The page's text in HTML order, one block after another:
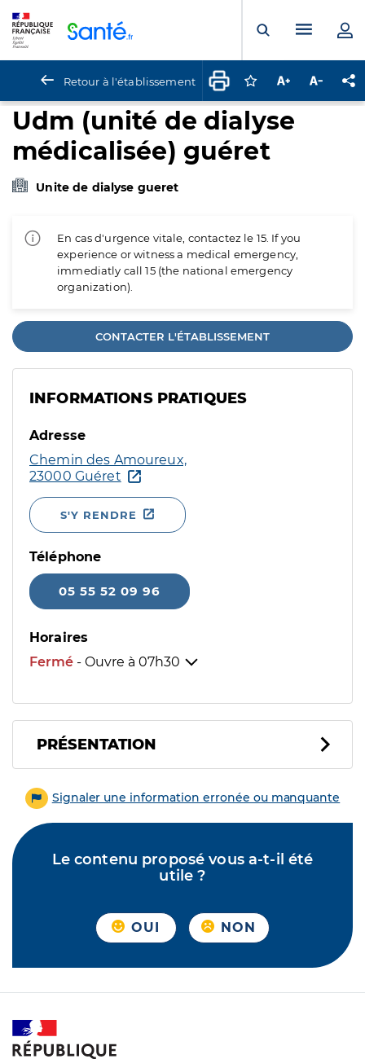
Ouvrir laMenu
Retour à l'établissement Connectez-vous
Augmenter la
Udm (unité de dialyse
médicalisée) guéret
Unite de dialyse gueret
En cas d'urgence vitale, contactez le 15. If you
experience or witness a medical emergency,
immediatly call 15 (the national emergency
organization).
CONTACTER L'ÉTABLISSEMENT
INFORMATIONS PRATIQUES
Adresse
Chemin des Amoureux,
23000 Guéret
S'Y RENDRE
Téléphone
05 55 52 09 96
Horaires
Fermé - Ouvre à 07h30
PRÉSENTATION
Signaler une information erronée ou manquante
Le contenu proposé vous a-t-il été
utile ?
OUI NON